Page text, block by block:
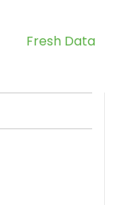
Fresh Data